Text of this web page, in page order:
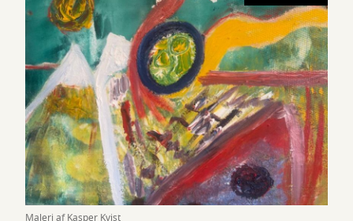
Maleri af Kasper Kvist